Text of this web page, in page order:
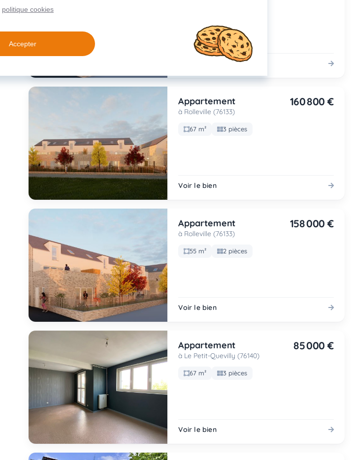
Appartement
à Rolleville (76133)
160 800 €
67 m² 3 pièces
Voir le bien
Appartement
à Rolleville (76133)
158 000 €
55 m² 2 pièces
Voir le bien
Appartement
à Le Petit-Quevilly (76140)
85 000 €
67 m² 3 pièces
Voir le bien
politique cookies
Accepter